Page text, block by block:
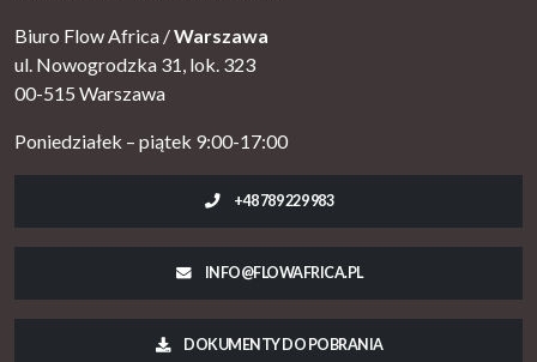
Biuro Flow Africa /Warszawa
ul. Nowogrodzka 31, lok. 323
00-515 Warszawa
Poniedziałek – piątek 9:00-17:00
+48 789 229 983
INFO@FLOWAFRICA.PL
DOKUMENTY DO POBRANIA